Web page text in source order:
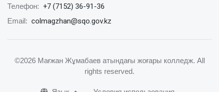
Телефон: +7 (7152) 36-91-36
Email: colmagzhan@sqo.gov.kz
©2026 Мағжан Жұмабаев атындағы жоғары колледж. All
rights reserved.